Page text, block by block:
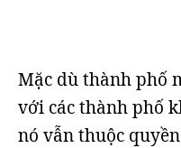
Mặc dù thành phố
với các thành phố
nó vẫn thuộc